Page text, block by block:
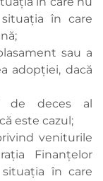
în care
sau a
adopţiei, dacă
deces al
este cazul;
veniturile
Finanțelor
în care